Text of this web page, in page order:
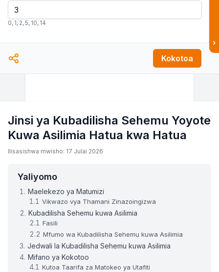
0, 1, 2,5, 10, 14
Kokotoa
›
Jinsi ya Kubadilisha Sehemu Yoyote
Kuwa Asilimia Hatua kwa Hatua
Ilisasishwa mwisho: 17 Julai 2026
Yaliyomo
Maelekezo ya Matumizi
Vikwazo vya Thamani Zinazoingizwa
Kubadilisha Sehemu kuwa Asilimia
Fasili
Mfumo wa Kubadilisha Sehemu kuwa Asilimia
Jedwali la Kubadilisha Sehemu kuwa Asilimia
Mifano ya Kokotoo
Kutoa Taarifa za Matokeo ya Utafiti